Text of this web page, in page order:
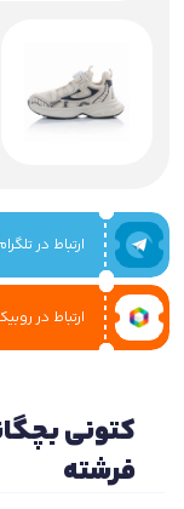
ارتباط در
ارتباط در
کتونی
فرشته